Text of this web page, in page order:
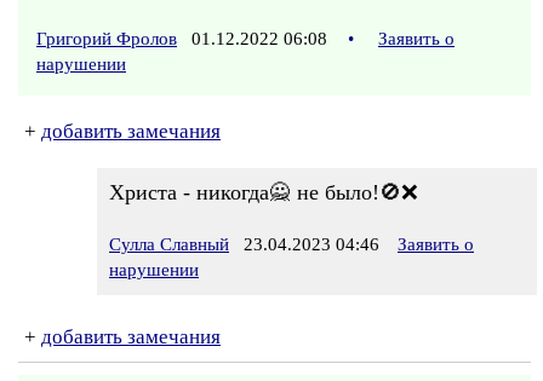
Григорий Фролов 01.12.2022 06:08 •
Заявить о
нарушении
+ добавить замечания
Христа - никогда🙅 не было!🚫❌
Сулла Славный 23.04.2023 04:46
Заявить о
нарушении
+ добавить замечания